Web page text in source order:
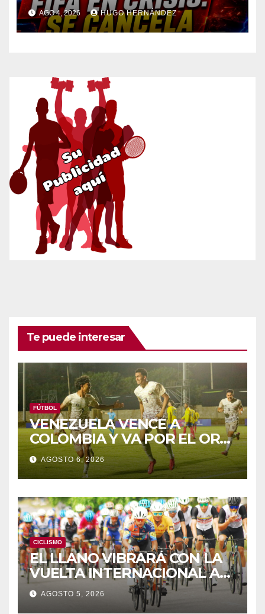
AGO 4, 2026 HUGO HERNÁNDEZ
Te puede interesar
FÚTBOL
VENEZUELA VENCE A
COLOMBIA Y VA POR EL ORO
DE LOS JCAC
AGOSTO 6, 2026
CICLISMO
EL LLANO VIBRARÁ CON LA
VUELTA INTERNACIONAL A
ZAMORA
AGOSTO 5, 2026